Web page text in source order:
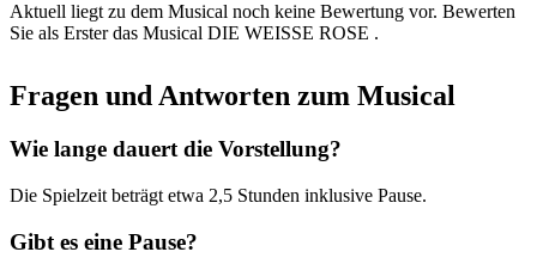
Aktuell liegt zu dem Musical noch keine Bewertung vor. Bewerten
Sie als Erster das Musical DIE WEISSE ROSE .
Fragen und Antworten zum Musical
Wie lange dauert die Vorstellung?
Die Spielzeit beträgt etwa 2,5 Stunden inklusive Pause.
Gibt es eine Pause?